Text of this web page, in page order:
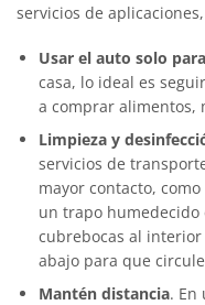
servicios de
Usar el auto solo
casa, lo ideal es
a comprar alimentos,
Limpieza y
servicios de
mayor contacto,
un trapo humedecido
cubrebocas al
abajo para que
Mantén distancia. En